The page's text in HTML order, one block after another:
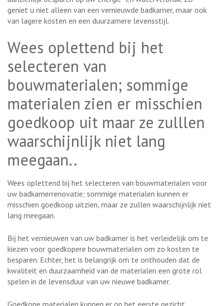
geniet u niet alleen van een vernieuwde badkamer, maar ook
van lagere kosten en een duurzamere levensstijl.
Wees oplettend bij het
selecteren van
bouwmaterialen; sommige
materialen zien er misschien
goedkoop uit maar ze zulllen
waarschijnlijk niet lang
meegaan..
Wees oplettend bij het selecteren van bouwmaterialen voor
uw badkamerrenovatie; sommige materialen kunnen er
misschien goedkoop uitzien, maar ze zullen waarschijnlijk niet
lang meegaan.
Bij het vernieuwen van uw badkamer is het verleidelijk om te
kiezen voor goedkopere bouwmaterialen om zo kosten te
besparen. Echter, het is belangrijk om te onthouden dat de
kwaliteit en duurzaamheid van de materialen een grote rol
spelen in de levensduur van uw nieuwe badkamer.
Goedkope materialen kunnen er op het eerste gezicht